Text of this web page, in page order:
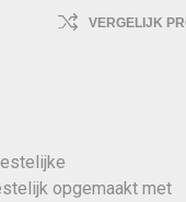
VERGELIJK
opgemaakt met